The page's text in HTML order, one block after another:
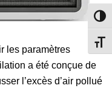
les paramètres
a été conçue de
l’excès d’air pollué